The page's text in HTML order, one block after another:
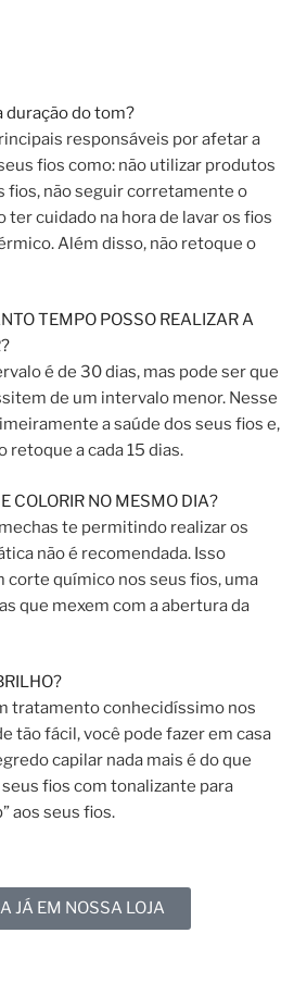
duração do tom?
responsáveis por afetar a
fios como: não utilizar produtos
fios, não seguir corretamente o
ter cuidado na hora de lavar os fios
Além disso, não retoque o
TEMPO POSSO REALIZAR A
é de 30 dias, mas pode ser que
de um intervalo menor. Nesse
a saúde dos seus fios e,
retoque a cada 15 dias.
COLORIR NO MESMO DIA?
te permitindo realizar os
não é recomendada. Isso
corte químico nos seus fios, uma
que mexem com a abertura da
tratamento conhecidíssimo nos
tão fácil, você pode fazer em casa
capilar nada mais é do que
seus fios com tonalizante para
aos seus fios.
JÁ EM NOSSA LOJA